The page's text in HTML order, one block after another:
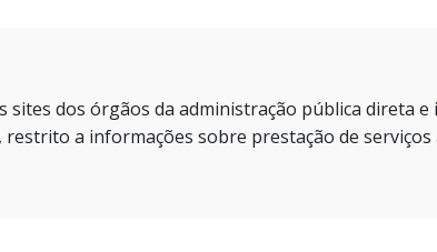
sites dos órgãos da administração pública direta
a informações sobre prestação de serviços